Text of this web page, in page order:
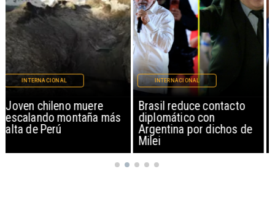
Brasil reduce contacto
diplomático con
Argentina por dichos de
INTERNACIONAL
China restringe
exportación de drones a
EEUU y sanciona
empresas
INTERNACIONAL